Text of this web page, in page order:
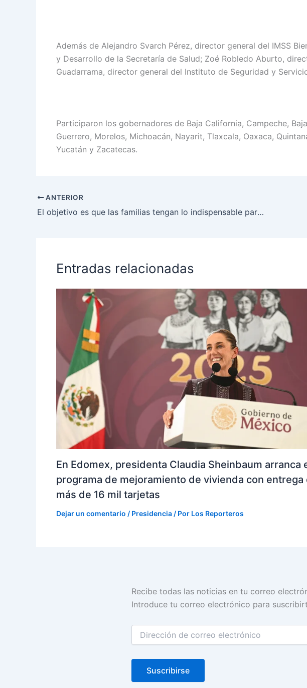
Además de Alejandro Svarch Pérez, director general del IMSS
y Desarrollo de la Secretaría de Salud; Zoé Robledo Aburto,
Guadarrama, director general del Instituto de Seguridad y
Participaron los gobernadores de Baja California, Campeche,
Guerrero, Morelos, Michoacán, Nayarit, Tlaxcala, Oaxaca,
Yucatán y Zacatecas.
ANTERIOR
El objetivo es que las familias tengan lo indispensable para llevar a sus hijos a la escuela: Presidenta entrega Beca Rita Cetina en Chiapas
Entradas relacionadas
En Edomex, presidenta Claudia Sheinbaum arranca
programa de mejoramiento de vivienda con entrega
más de 16 mil tarjetas
Dejar un comentario / Presidencia / Por Los Reporteros
Recibe todas las noticias en tu correo
Introduce tu correo electrónico para
Dirección
correo
Suscribirse